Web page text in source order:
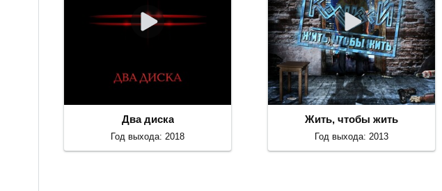
Два диска
Год выхода: 2018
Жить, чтобы жить
Год выхода: 2013